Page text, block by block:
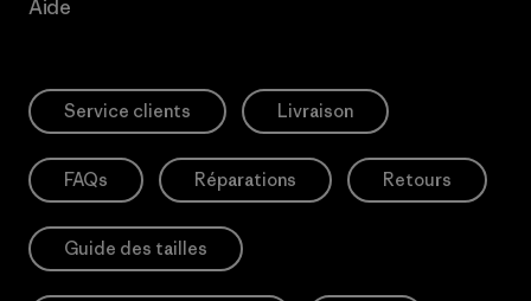
Aide
Service clients Livraison
FAQs Réparations Retours
Guide des tailles